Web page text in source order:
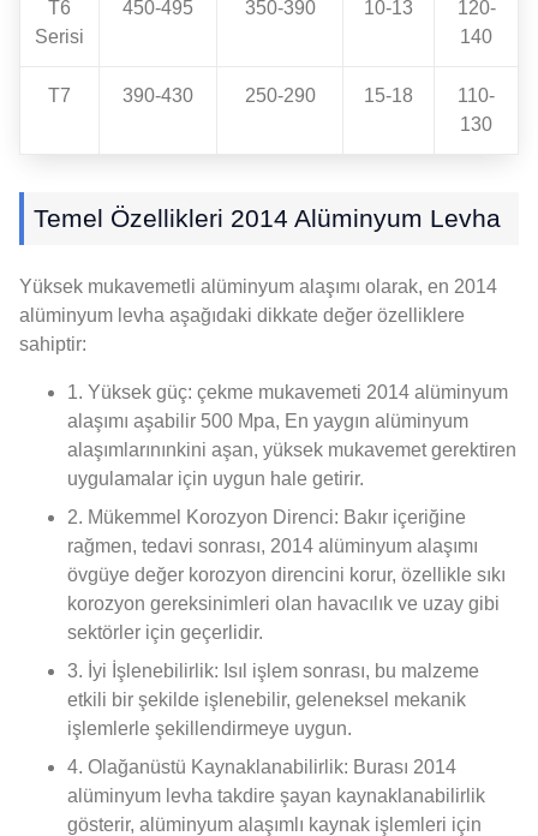
T6
Serisi
450-495 350-390 10-13
120-
140
T7 390-430 250-290 15-18
110-
130
Temel Özellikleri 2014 Alüminyum Levha
Yüksek mukavemetli alüminyum alaşımı olarak, en 2014
alüminyum levha aşağıdaki dikkate değer özelliklere
sahiptir:
1. Yüksek güç: çekme mukavemeti 2014 alüminyum
alaşımı aşabilir 500 Mpa, En yaygın alüminyum
alaşımlarınınkini aşan, yüksek mukavemet gerektiren
uygulamalar için uygun hale getirir.
2. Mükemmel Korozyon Direnci: Bakır içeriğine
rağmen, tedavi sonrası, 2014 alüminyum alaşımı
övgüye değer korozyon direncini korur, özellikle sıkı
korozyon gereksinimleri olan havacılık ve uzay gibi
sektörler için geçerlidir.
3. İyi İşlenebilirlik: Isıl işlem sonrası, bu malzeme
etkili bir şekilde işlenebilir, geleneksel mekanik
işlemlerle şekillendirmeye uygun.
4. Olağanüstü Kaynaklanabilirlik: Burası 2014
alüminyum levha takdire şayan kaynaklanabilirlik
gösterir, alüminyum alaşımlı kaynak işlemleri için